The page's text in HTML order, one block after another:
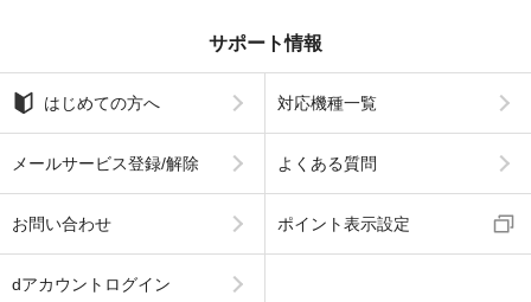
サポート情報
はじめての方へ 対応機種一覧
メールサービス登録/解除 よくある質問
お問い合わせ ポイント表示設定
dアカウントログイン